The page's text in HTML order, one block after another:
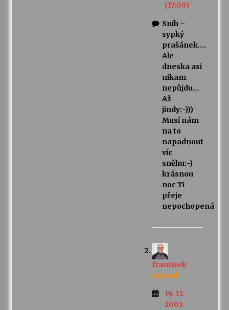
(17:09)
Sníh –
sypký
prašánek….
Ale
dneska asi
nikam
nepůjdu…
Až
jindy:-)))
Musí nám
na to
napadnout
víc
sněhu:-)
krásnou
noc Ti
přeje
nepochopená
frantisek
napsal:
19. 12.
2003